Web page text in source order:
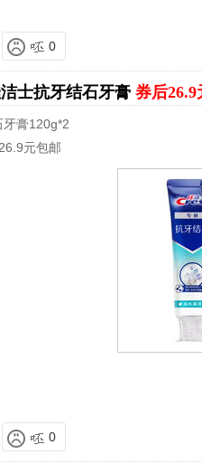
0
士抗牙结石牙膏 券后26.9
膏120g*2
元包邮
0